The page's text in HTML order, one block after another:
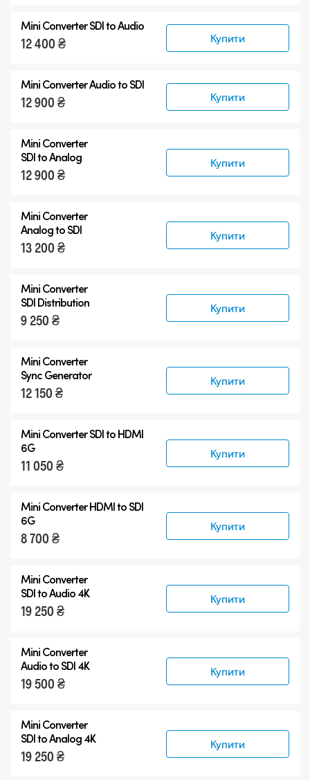
Аксесуари
Mini ConverterSDI to Audio
12 400 ₴ Купити
Mini ConverterAudio to SDI
12 900 ₴ Купити
Mini Converter
SDI to Analog
12 900 ₴
Купити
Mini Converter
Analog to SDI
13 200 ₴
Купити
Mini Converter
SDI Distribution
9 250 ₴
Купити
Mini Converter
Sync Generator
12 150 ₴
Купити
Mini Converter SDI to HDMI
6G
11 050 ₴
Купити
Mini Converter HDMI to SDI
6G
8 700 ₴
Купити
Mini Converter
SDI to Audio 4K
19 250 ₴
Купити
Mini Converter
Audio to SDI 4K
19 500 ₴
Купити
Mini Converter
SDI to Analog 4K
19 250 ₴
Купити